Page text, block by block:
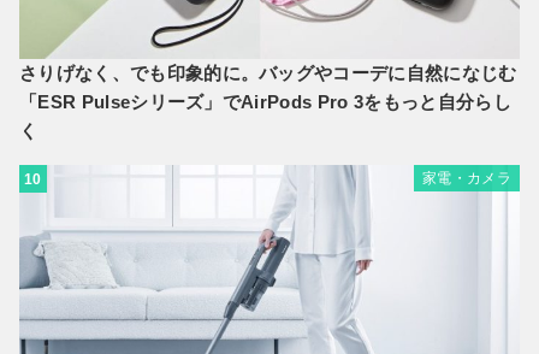
さりげなく、でも印象的に。バッグやコーデに自然になじむ
「ESR Pulseシリーズ」でAirPods Pro 3をもっと自分らし
く
10 家電・カメラ